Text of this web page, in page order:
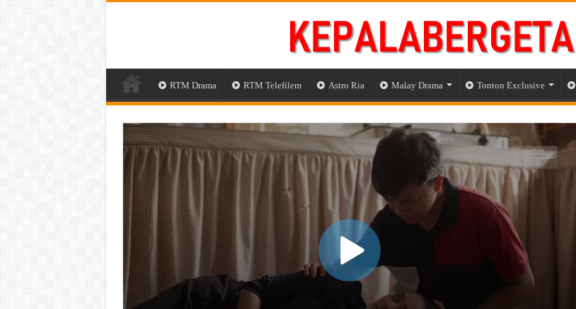
RTM Drama RTM Telefilem Astro Ria Malay Drama Tonton Exclusive